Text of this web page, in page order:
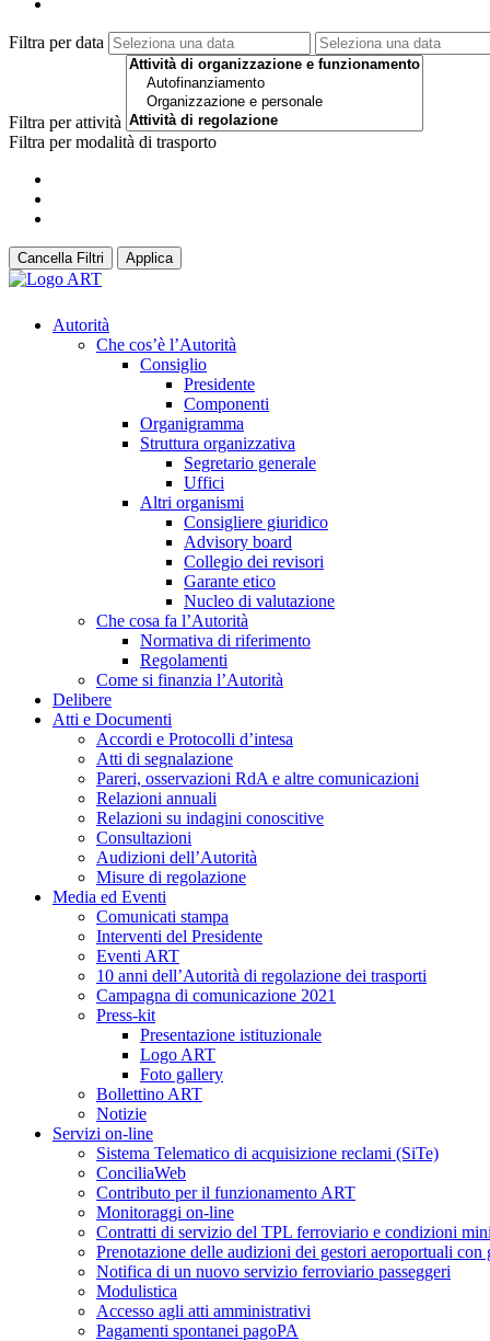
Filtra per data
Filtra per attività
Filtra per modalità di trasporto
Cancella Filtri Applica
Autorità
Che cos’è l’Autorità
Consiglio
Presidente
Componenti
Organigramma
Struttura organizzativa
Segretario generale
Uffici
Altri organismi
Consigliere giuridico
Advisory board
Collegio dei revisori
Garante etico
Nucleo di valutazione
Che cosa fa l’Autorità
Normativa di riferimento
Regolamenti
Come si finanzia l’Autorità
Delibere
Atti e Documenti
Accordi e Protocolli d’intesa
Atti di segnalazione
Pareri, osservazioni RdA e altre comunicazioni
Relazioni annuali
Relazioni su indagini conoscitive
Consultazioni
Audizioni dell’Autorità
Misure di regolazione
Media ed Eventi
Comunicati stampa
Interventi del Presidente
Eventi ART
10 anni dell’Autorità di regolazione dei trasporti
Campagna di comunicazione 2021
Press-kit
Presentazione istituzionale
Logo ART
Foto gallery
Bollettino ART
Notizie
Servizi on-line
Sistema Telematico di acquisizione reclami (SiTe)
ConciliaWeb
Contributo per il funzionamento ART
Monitoraggi on-line
Contratti di servizio del TPL ferroviario e condizioni
Prenotazione delle audizioni dei gestori aeroportuali con
Notifica di un nuovo servizio ferroviario passeggeri
Modulistica
Accesso agli atti amministrativi
Pagamenti spontanei pagoPA